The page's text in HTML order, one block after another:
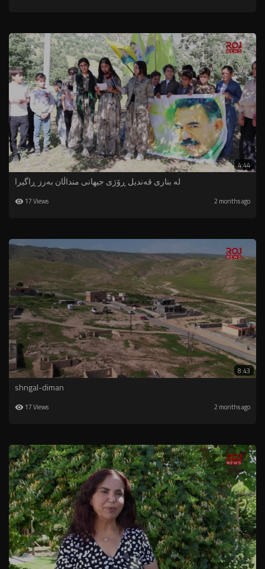
4:44
لە بناری قەندیل ڕۆژی جیهانی منداڵان بەرز ڕاگیرا
17 Views 2 months ago
8:43
shngal-diman
17 Views 2 months ago